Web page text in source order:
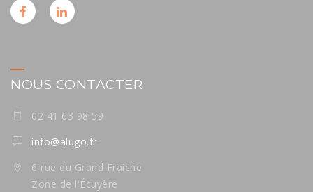
NOUS CONTACTER
02 41 63 98 59
info@alugo.fr
6 rue du Grand Fraiche
Zone de l'Écuyère